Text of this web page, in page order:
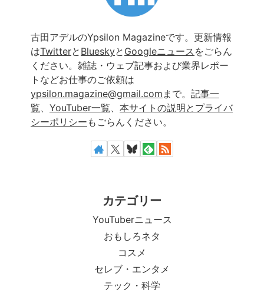
古田アデルのYpsilon Magazineです。更新情報
はTwitterと Blueskyと Googleニュース をごらん
ください。雑誌・ウェブ記事および業界レポー
トなどお仕事のご依頼は
ypsilon.magazine@gmail.com まで。 記事一
覧
YouTuber一覧
本サイトの説明とプライバ
シーポリシー もごらんください。
カテゴリー
YouTuberニュース
おもしろネタ
コスメ
セレブ・エンタメ
テック・科学